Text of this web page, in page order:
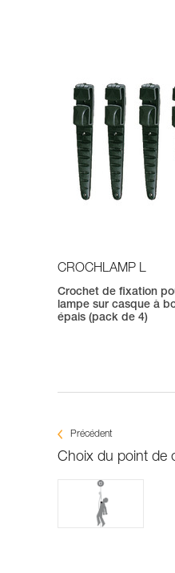
CROCHLAMP L
Crochet de fixation
lampe sur casque à
épais (pack de 4)
Précédent
Choix du point de